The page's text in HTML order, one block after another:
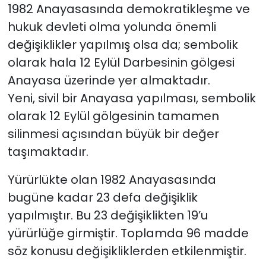
1982 Anayasasında demokratikleşme ve
hukuk devleti olma yolunda önemli
değişiklikler yapılmış olsa da; sembolik
olarak hala 12 Eylül Darbesinin gölgesi
Anayasa üzerinde yer almaktadır.
Yeni, sivil bir Anayasa yapılması, sembolik
olarak 12 Eylül gölgesinin tamamen
silinmesi açısından büyük bir değer
taşımaktadır.
Yürürlükte olan 1982 Anayasasında
bugüne kadar 23 defa değişiklik
yapılmıştır. Bu 23 değişiklikten 19’u
yürürlüğe girmiştir. Toplamda 96 madde
söz konusu değişikliklerden etkilenmiştir.